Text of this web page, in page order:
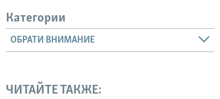
Категории
ОБРАТИ ВНИМАНИЕ
ЧИТАЙТЕ ТАКЖЕ: